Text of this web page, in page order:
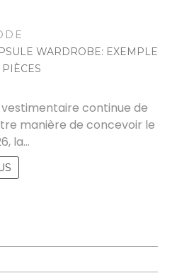
WARDROBE: EXEMPLE
PIÈCES
continue de
manière de concevoir le
la…